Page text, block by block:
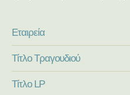
Εταιρεία
Τίτλο Τραγουδιού
Τίτλο LP